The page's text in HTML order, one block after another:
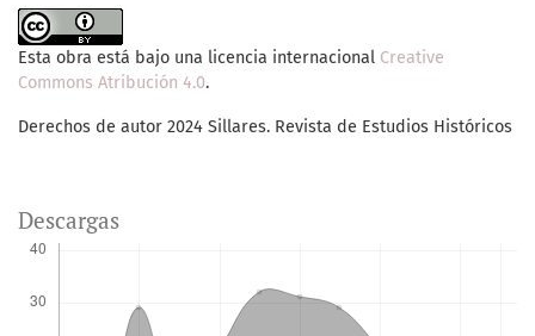
Esta obra está bajo una licencia internacional Creative
Commons Atribución 4.0.
Derechos de autor 2024 Sillares. Revista de Estudios Históricos
Descargas